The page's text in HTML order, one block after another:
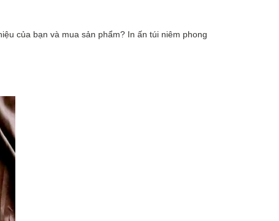
của bạn và mua sản phẩm? In ấn túi niêm phong